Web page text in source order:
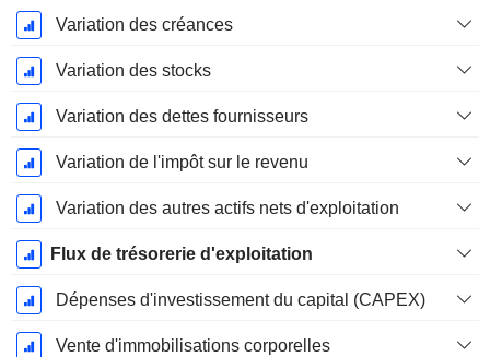
Variation des créances
Variation des stocks
Variation des dettes fournisseurs
Variation de l'impôt sur le revenu
Variation des autres actifs nets d'exploitation
Flux de trésorerie d'exploitation
Dépenses d'investissement du capital (CAPEX)
Vente d'immobilisations corporelles